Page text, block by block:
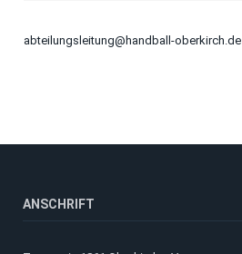
abteilungsleitung@handball-oberkirch.de
ANSCHRIFT